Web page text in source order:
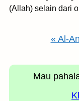
(Allah) selain dari
« Al-
Mau